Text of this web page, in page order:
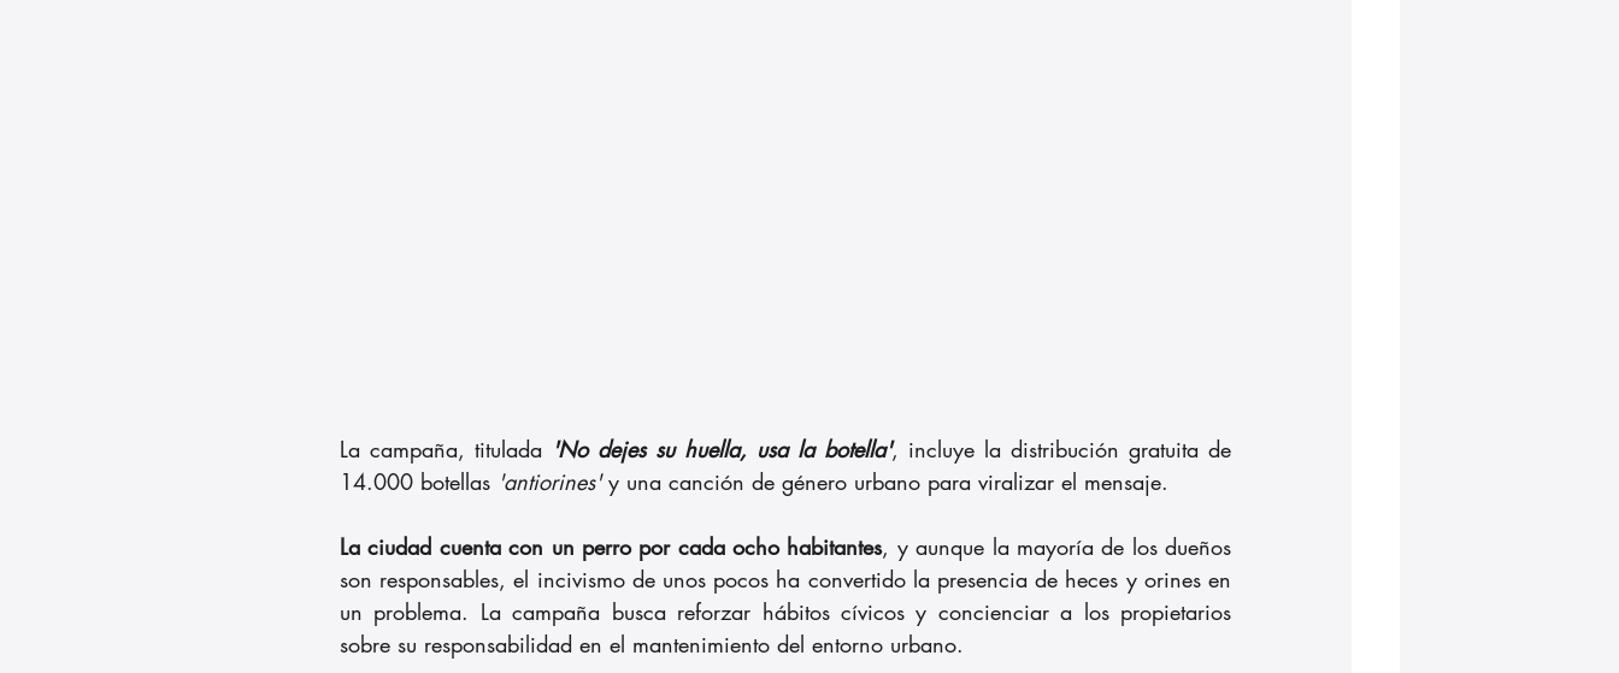
La campaña, titulada 'No dejes su huella, usa la botella', incluye la distribución gratuita de
14.000 botellas 'antiorines' y una canción de género urbano para viralizar el mensaje.
La ciudad cuenta con un perro por cada ocho habitantes, y aunque la mayoría de los dueños
son responsables, el incivismo de unos pocos ha convertido la presencia de heces y orines en
un problema. La campaña busca reforzar hábitos cívicos y concienciar a los propietarios
sobre su responsabilidad en el mantenimiento del entorno urbano.